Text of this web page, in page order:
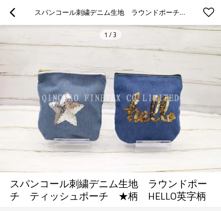
スパンコール刺繍デニム生地　ラウンドポーチ　ティッシュポーチ　★柄　HELLO英字柄
1 /3
スパンコール刺繍デニム生地 ラウンドポー
チ ティッシュポーチ ★柄 HELLO英字柄